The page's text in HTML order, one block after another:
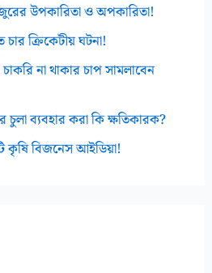
উপকারিতা ও অপকারিতা!
চার ক্রিকেটীয় ঘটনা!
চাকরি না থাকার চাপ সামলাবেন
চুলা ব্যবহার করা কি ক্ষতিকারক?
কৃষি বিজনেস আইডিয়া!